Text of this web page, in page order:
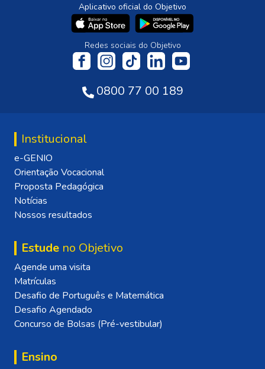
Aplicativo oficial do Objetivo
Redes sociais do Objetivo
0800 77 00 189
Institucional
e-GENIO
Orientação Vocacional
Proposta Pedagógica
Notícias
Nossos resultados
Estude no Objetivo
Agende uma visita
Matrículas
Desafio de Português e Matemática
Desafio Agendado
Concurso de Bolsas (Pré-vestibular)
Ensino